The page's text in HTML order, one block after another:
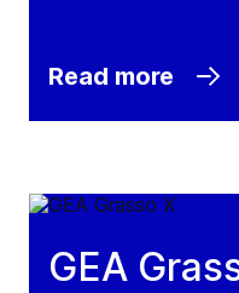
Read more
GEA